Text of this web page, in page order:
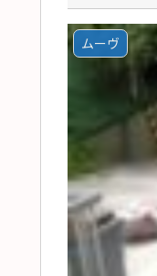
ムーヴ